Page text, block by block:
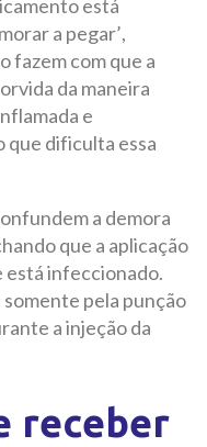
está
a pegar’,
fazem com que a
da maneira
e
que dificulta essa
a demora
que a aplicação
está infeccionado.
somente pela punção
a injeção da
receber